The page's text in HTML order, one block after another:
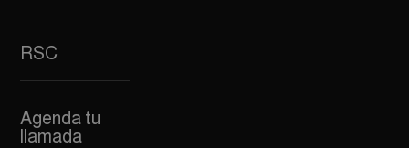
RSC
Agenda tu
llamada